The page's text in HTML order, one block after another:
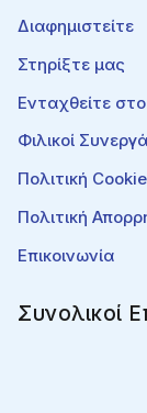
Διαφημιστείτε
Στηρίξτε μας
Ενταχθείτε
Φιλικοί
Πολιτική
Πολιτική
Επικοινωνία
Συνολικοί